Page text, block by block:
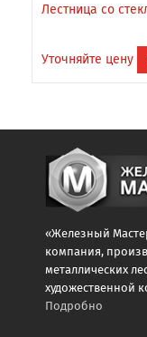
Лестница со
Уточняйте цену
«Железный
компания,
металлических
художественной
Подробно